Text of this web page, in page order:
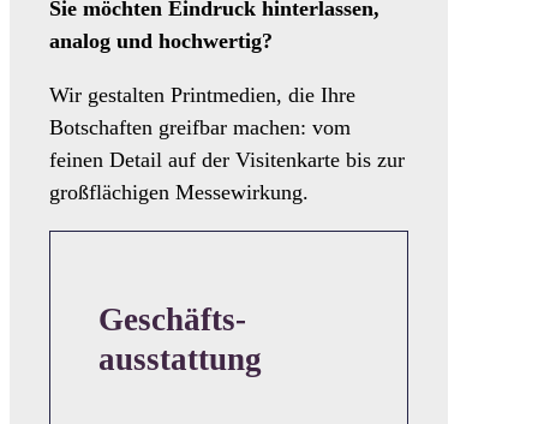
Sie möchten Eindruck hinterlassen,
analog und hochwertig?
Wir gestalten Printmedien, die Ihre
Botschaften greifbar machen: vom
feinen Detail auf der Visitenkarte bis zur
großflächigen Messewirkung.
Geschäfts-
ausstattung